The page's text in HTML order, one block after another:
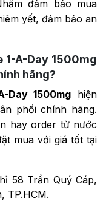
đảm bảo mua
yết, đảm bảo an
1-A-Day 1500mg
hãng?
Day 1500mg hiện
phối chính hãng.
hay order từ nước
mua với giá tốt tại
58 Trần Quý Cáp,
TP.HCM.